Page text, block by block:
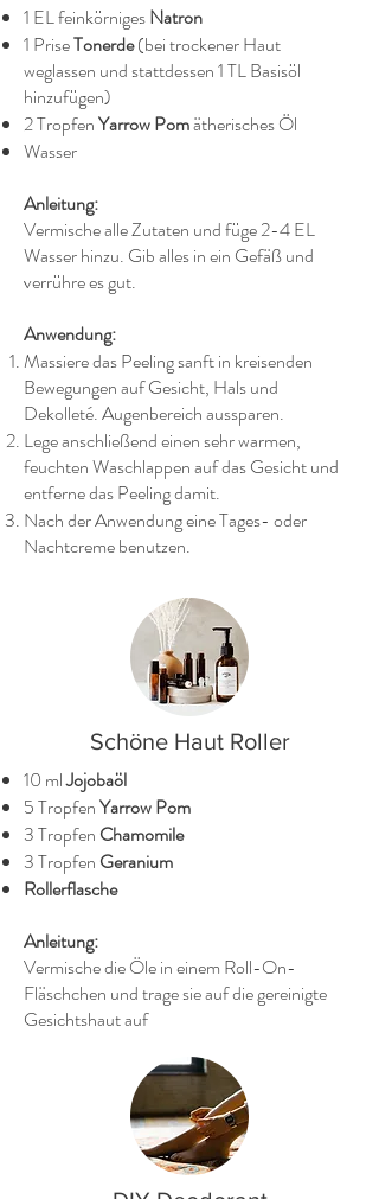
1 EL feinkörnigesNatron
1 PriseTonerde(bei trockener Haut
weglassen und stattdessen 1 TL Basisöl
hinzufügen)
2 TropfenYarrow Pomätherisches Öl
Wasser
Anleitung:
Vermische alle Zutaten und füge 2-4 EL
Wasser hinzu. Gib alles in ein Gefäß und
verrühre es gut.
Anwendung:
Massiere das Peeling sanft in kreisenden
Bewegungen auf Gesicht, Hals und
Dekolleté. Augenbereich aussparen.
Lege anschließend einen sehr warmen,
feuchten Waschlappen auf das Gesicht und
entferne das Peeling damit.
Nach der Anwendung eine Tages- oder
Nachtcreme benutzen.
Schöne Haut Roller
10 mlJojobaöl
5 TropfenYarrow Pom
3 Tropfen Chamomile
3 Tropfen Geranium
Rollerflasche
Anleitung:
Vermische die Öle in einem Roll-On-
Fläschchen und trage sie auf die gereinigte
Gesichtshaut auf